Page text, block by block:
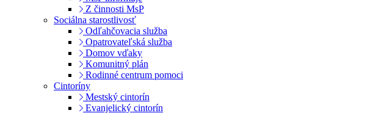
Z činnosti MsP
Sociálna starostlivosť
Odľahčovacia služba
Opatrovateľská služba
Domov vďaky
Komunitný plán
Rodinné centrum pomoci
Cintoríny
Mestský cintorín
Evanjelický cintorín